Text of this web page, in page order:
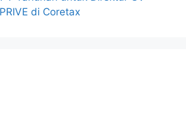
di Coretax